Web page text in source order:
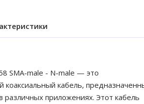
SMA-male - N-male — это
коаксиальный кабель,
различных приложениях. Этот кабель